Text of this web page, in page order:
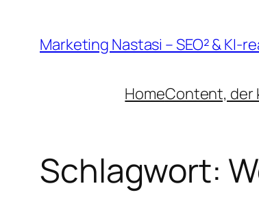
Inhalt
springen
Marketing Nastasi – SEO² &
HomeContent, der
Schlagwort: